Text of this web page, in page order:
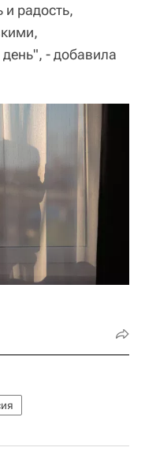
радость,
- добавила